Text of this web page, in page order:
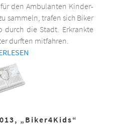
den Ambulanten Kinder-
sammeln, trafen sich Biker
durch die Stadt. Erkrankte
durften mitfahren.
„Biker4Kids“